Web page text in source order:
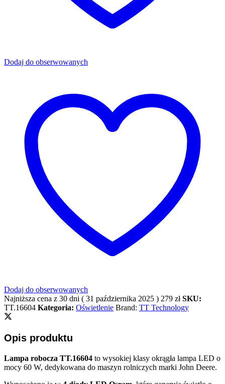
Dodaj do obserwowanych
Dodaj do obserwowanych
Najniższa cena z 30 dni ( 31 października 2025 ) 279 zł SKU:
TT.16604 Kategoria: Oświetlenie Brand: TT Technology
Opis produktu
Lampa robocza TT.16604 to wysokiej klasy okrągła lampa LED o
mocy 60 W, dedykowana do maszyn rolniczych marki John Deere.